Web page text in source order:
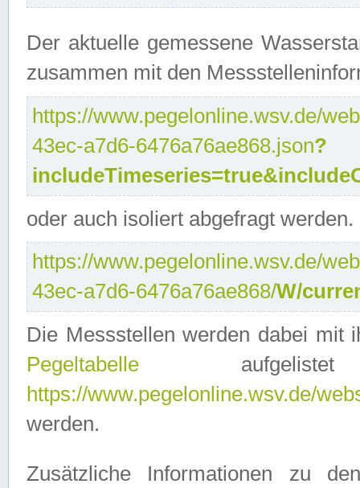
Der aktuelle gemessene
zusammen mit den
https://www.pegelonline.wsv.de/
43ec-a7d6-6476a76ae868.json?
oder auch isoliert abgefragt werden.
https://www.pegelonline.wsv.de/
43ec-a7d6-6476a76ae868/W/
Die Messstellen werden dabei mit
Pegeltabelle
https://www.pegelonline.wsv.de/
werden.
Zusätzliche Informationen zu